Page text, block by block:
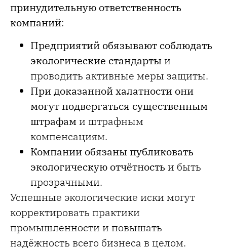
принудительную ответственность
компаний:
Предприятий обязывают соблюдать
экологические стандарты и
проводить активные меры защиты.
При доказанной халатности они
могут подвергаться существенным
штрафам и штрафным
компенсациям.
Компании обязаны публиковать
экологическую отчётность и быть
прозрачными.
Успешные экологические иски могут
корректировать практики
промышленности и повышать
надёжность всего бизнеса в целом.